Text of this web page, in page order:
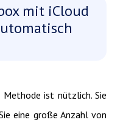
mit iCloud
Methode ist nützlich. Sie
eine große Anzahl von